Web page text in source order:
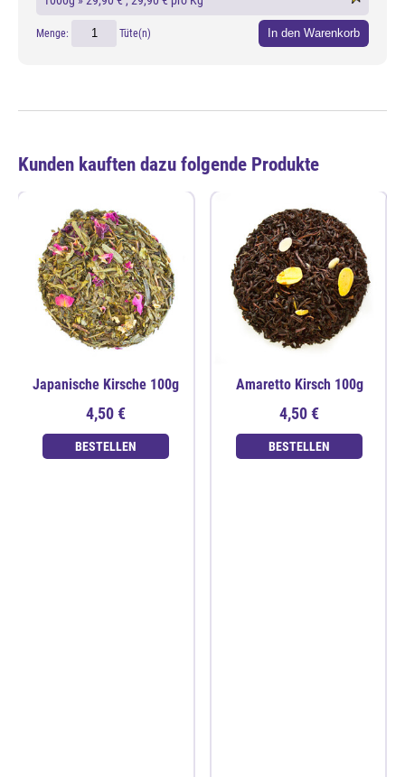
Menge: Tüte(n) In den Warenkorb
Kunden kauften dazu folgende Produkte
Japanische Kirsche 100g
4,50 €
BESTELLEN
Amaretto Kirsch 100g
4,50 €
BESTELLEN